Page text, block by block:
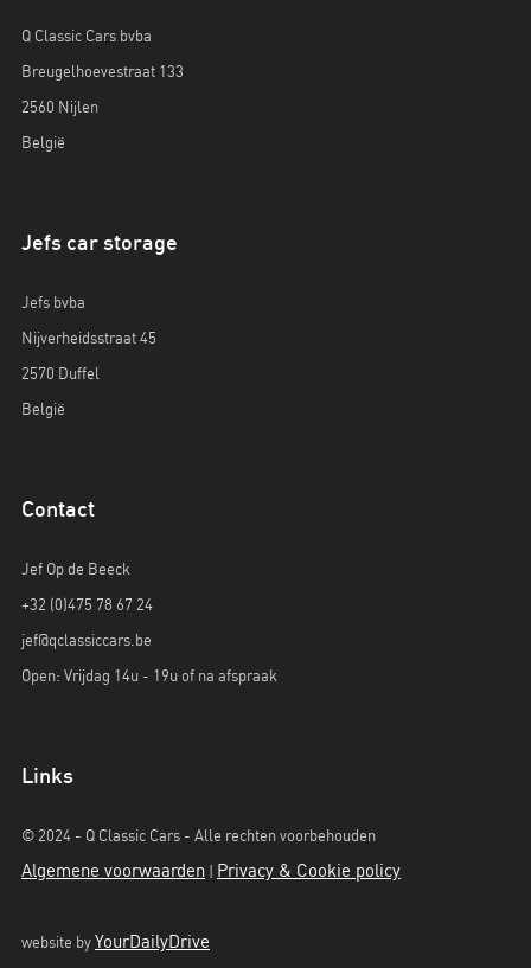
Q Classic Cars bvba
Breugelhoevestraat 133
2560 Nijlen
België
Jefs car storage
Jefs bvba
Nijverheidsstraat 45
2570 Duffel
België
Contact
Jef Op de Beeck
+32 (0)475 78 67 24
jef@qclassiccars.be
Open: Vrijdag 14u - 19u of na afspraak
Links
© 2024 - Q Classic Cars - Alle rechten voorbehouden
Algemene voorwaarden Privacy & Cookie policy
website by YourDailyDrive